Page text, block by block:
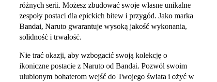
różnych serii. Możesz zbudować swoje własne unikalne
zespoły postaci dla epickich bitew i przygód. Jako marka
Bandai, Naruto gwarantuje wysoką jakość wykonania,
solidność i trwałość.
Nie trać okazji, aby wzbogacić swoją kolekcję o
ikoniczne postacie z Naruto od Bandai. Pozwól swoim
ulubionym bohaterom wejść do Twojego świata i ożyć w